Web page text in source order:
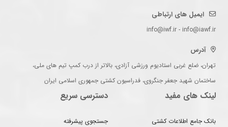
ایمیل های ارتباطی
info@iwf.ir - info@iawf.ir
آدرس
تهران، ضلع غربی استادیوم ورزشی آزادی، بالاتر از درب کمپ تیم های ملی،
ساختمان شهید جعفر جنگروی، فدراسیون کشتی جمهوری اسلامی ایران
لینک های مفید
بانک جامع اطلاعات کشتی
دسترسی سریع
جستجوی پیشرفته